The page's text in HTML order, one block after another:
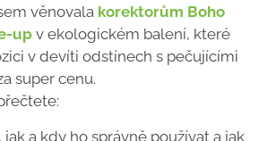
věnovala korektorům Boho
upv ekologickém balení, které
v devíti odstínech s pečujícími
super cenu.
a kdy ho správně používat a jak